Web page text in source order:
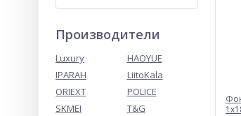
Производители
Luxury
HAOYUE
IPARAH
LiitoKala
ORIEXT
POLICE
SKMEI
T&G